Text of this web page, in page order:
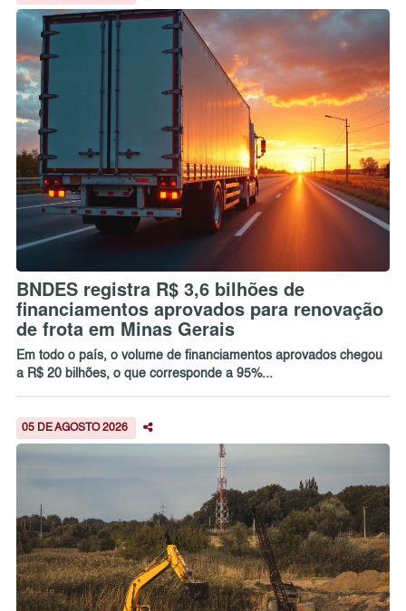
BNDES registra R$ 3,6 bilhões de
financiamentos aprovados para renovação
de frota em Minas Gerais
Em todo o país, o volume de financiamentos aprovados chegou
a R$ 20 bilhões, o que corresponde a 95%...
05 DE AGOSTO 2026